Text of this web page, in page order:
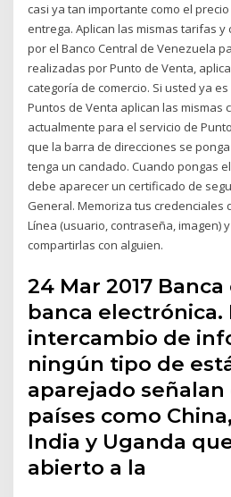
casi ya tan importante como el
entrega. Aplican las mismas tarifas
por el Banco Central de Venezuela
realizadas por Punto de Venta,
categoría de comercio. Si usted ya
Puntos de Venta aplican las mismas
actualmente para el servicio de
que la barra de direcciones se
tenga un candado. Cuando pongas
debe aparecer un certificado de
General. Memoriza tus credenciales
Línea (usuario, contraseña, imagen)
compartirlas con alguien.
24 Mar 2017
banca electrónica.
intercambio de
ningún tipo de
aparejado señalan
países como
India y Uganda
abierto a la